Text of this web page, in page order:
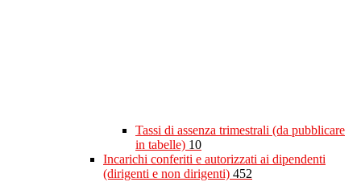
Tassi di assenza trimestrali (da pubblicare
in tabelle) 10
Incarichi conferiti e autorizzati ai dipendenti
(dirigenti e non dirigenti) 452